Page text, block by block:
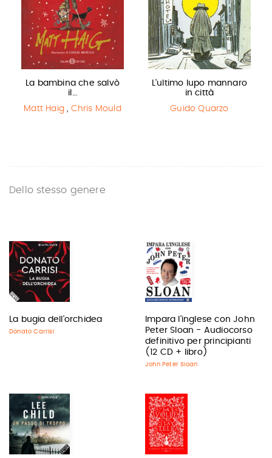
La bambina che salvò
il…
Matt Haig , Chris Mould
L'ultimo lupo mannaro
in città
Guido Quarzo
Dello stesso genere
La bugia dell'orchidea
Donato Carrisi
Impara l'inglese con John
Peter Sloan - Audiocorso
definitivo per principianti
(12 CD + libro)
John Peter Sloan